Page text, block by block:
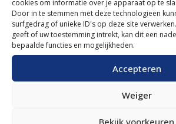
cookies om informatie over je apparaat op te
Door in te stemmen met deze technologieën
surfgedrag of unieke ID's op deze site
geeft of uw toestemming intrekt, kan dit een
bepaalde functies en mogelijkheden.
Accepteren
Weiger
Bekijk voorkeuren
Merk
Kubota
Type
B7001 2wd
Vermogen
17 Pk
Draaiuren
n.v.t.
Merk
Type
B7001 2wd